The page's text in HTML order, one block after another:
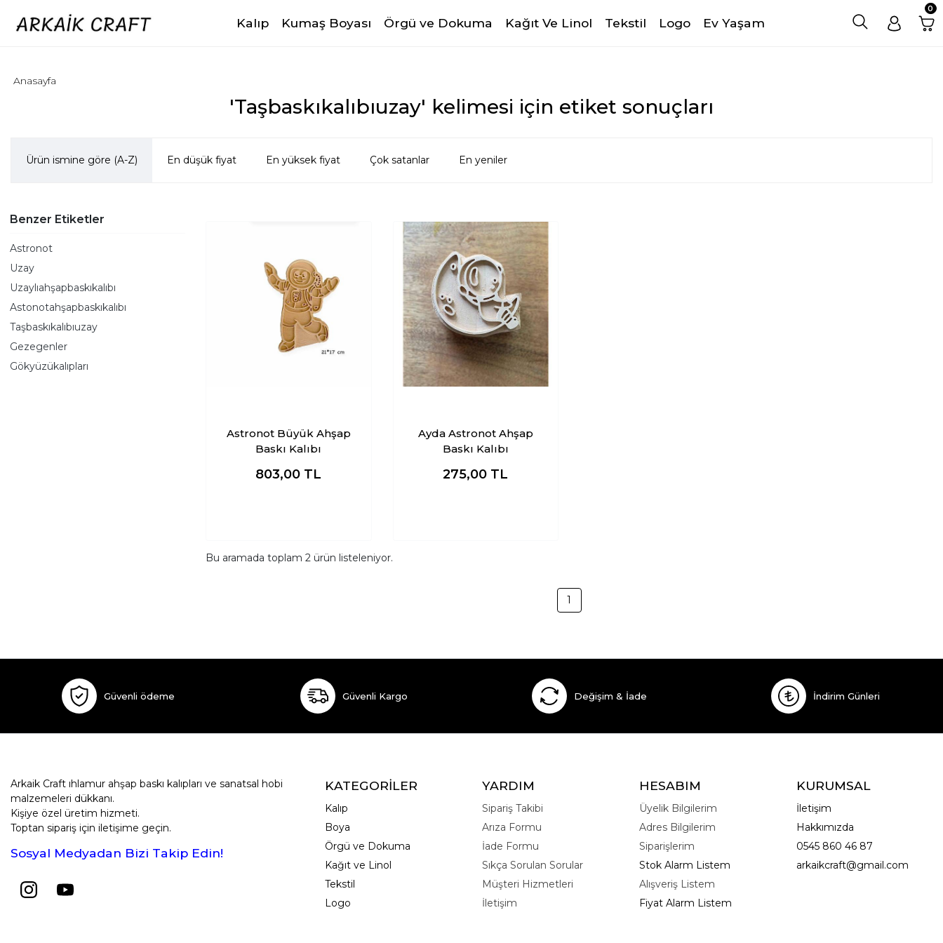
Kalıp Kumaş Boyası Örgü ve Dokuma Kağıt Ve Linol Tekstil Logo Ev Yaşam
0
'Taşbaskıkalıbıuzay' kelimesi için etiket sonuçları
Anasayfa
Ürün ismine göre (A-Z) En düşük fiyat En yüksek fiyat Çok satanlar En yeniler
Benzer Etiketler
Astronot
Uzay
Uzaylıahşapbaskıkalıbı
Astonotahşapbaskıkalıbı
Taşbaskıkalıbıuzay
Gezegenler
Gökyüzükalıpları
Astronot Büyük Ahşap
Baskı Kalıbı
803,00 TL
Ayda Astronot Ahşap
Baskı Kalıbı
275,00 TL
Bu aramada toplam 2 ürün listeleniyor.
1
Güvenli ödeme Güvenli Kargo Değişim & İade İndirim Günleri
Arkaik Craft ıhlamur ahşap baskı kalıpları ve sanatsal hobi
malzemeleri dükkanı.
Kişiye özel üretim hizmeti.
Toptan sipariş için iletişime geçin.
Sosyal Medyadan Bizi Takip Edin!
KATEGORİLER
Kalıp
Boya
Örgü ve Dokuma
Kağıt ve Linol
Tekstil
Logo
YARDIM
Sipariş Takibi
Arıza Formu
İade Formu
Sıkça Sorulan Sorular
Müşteri Hizmetleri
İletişim
HESABIM
Üyelik Bilgilerim
Adres Bilgilerim
Siparişlerim
Stok Alarm Listem
Alışveriş Listem
Fiyat Alarm Listem
KURUMSAL
İletişim
Hakkımızda
0545 860 46 87
arkaikcraft@gmail.com